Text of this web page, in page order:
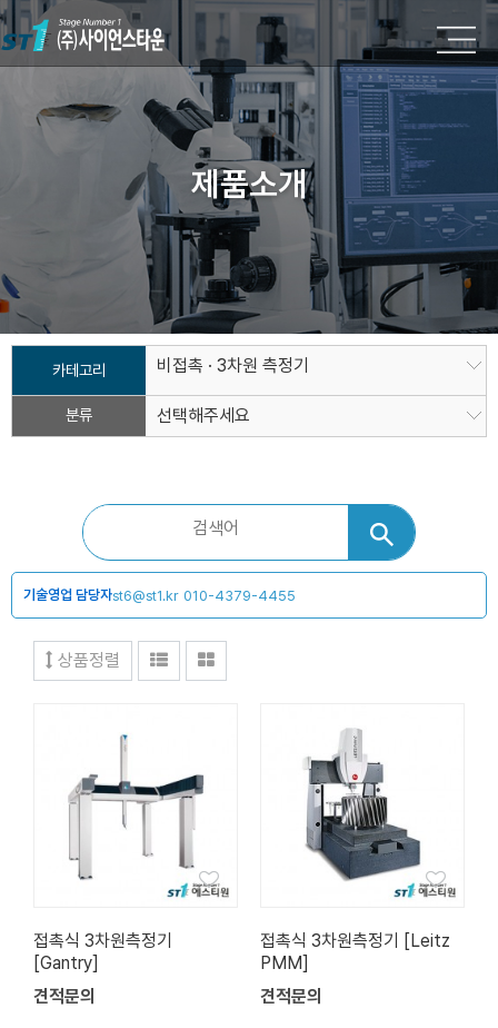
제품소개
카테고리 비접촉 · 3차원 측정기
분류 선택해주세요
기술영업 담당자st6@st1.kr 010-4379-4455
상품정렬
접촉식 3차원측정기
[Gantry]
견적문의
접촉식 3차원측정기 [Leitz
PMM]
견적문의